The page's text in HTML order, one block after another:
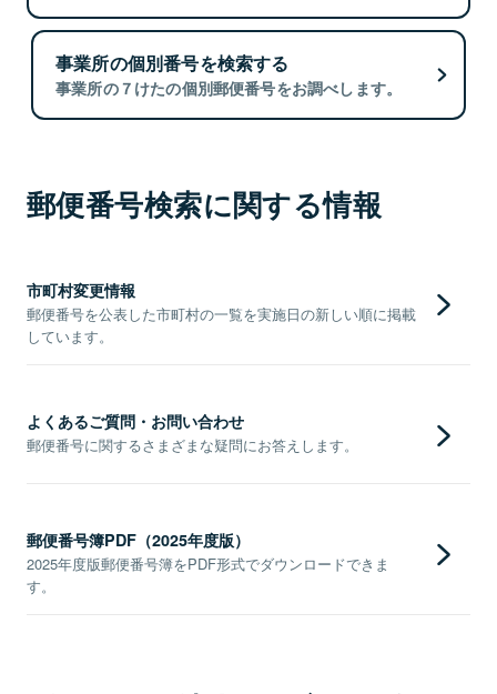
事業所の個別番号を検索する
事業所の７けたの個別郵便番号をお調べします。
郵便番号検索に関する情報
市町村変更情報
郵便番号を公表した市町村の一覧を実施日の新しい順に掲載
しています。
よくあるご質問・お問い合わせ
郵便番号に関するさまざまな疑問にお答えします。
郵便番号簿PDF（2025年度版）
2025年度版郵便番号簿をPDF形式でダウンロードできま
す。